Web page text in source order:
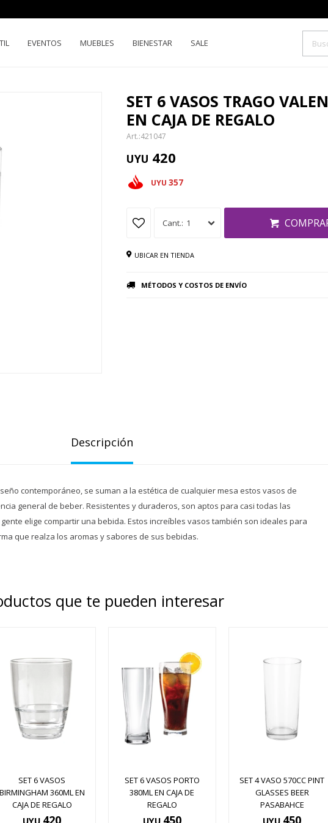
EVENTOS MUEBLES BIENESTAR SALE
SET 6 VASOS TRAGO
EN CAJA DE REGALO
421047
UYU 420
UYU 357
1
UBICAR EN TIENDA
MÉTODOS Y COSTOS DE ENVÍO
Descripción
contemporáneo, se suman a la estética de cualquier mesa estos vasos de
general de beber. Resistentes y duraderos, son aptos para casi todas las
elige compartir una bebida. Estos increíbles vasos también son ideales para
que realza los aromas y sabores de sus bebidas.
que te pueden interesar
SET 6 VASOS
BIRMINGHAM 360ML EN
CAJA DE REGALO
SET 6 VASOS PORTO
380ML EN CAJA DE
REGALO
SET 4 VASO 570CC PINT
GLASSES BEER
PASABAHCE